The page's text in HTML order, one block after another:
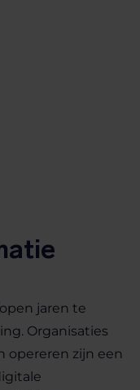
jaren te
Organisaties
opereren zijn een